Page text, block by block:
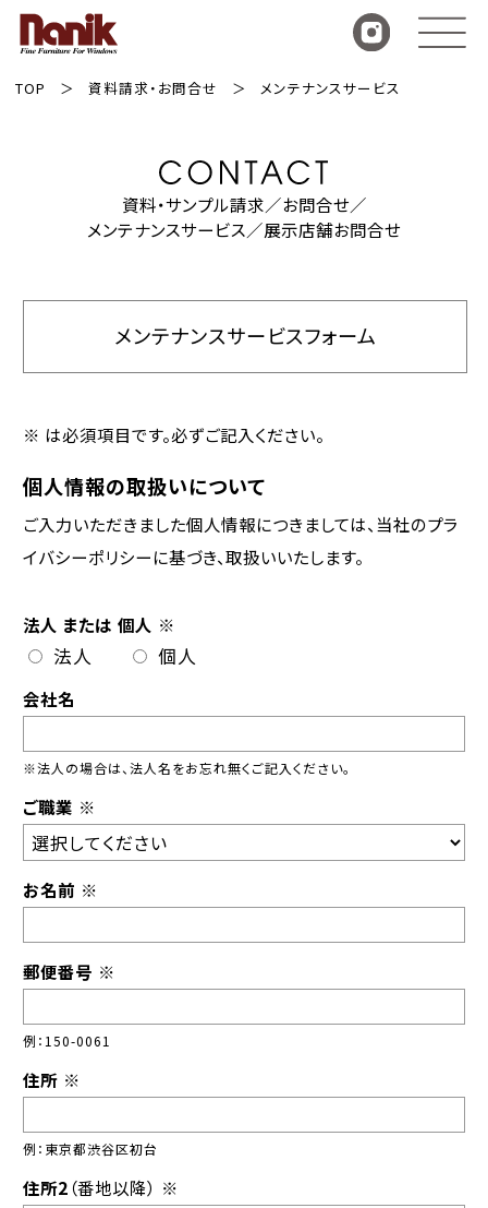
TOP 資料請求・お問合せ メンテナンスサービス
資料・サンプル請求／お問合せ／
メンテナンスサービス／展示店舗お問合せ
メンテナンスサービスフォーム
※ は必須項目です。必ずご記入ください。
個人情報の取扱いについて
ご入力いただきました個人情報につきましては、当社のプラ
イバシーポリシーに基づき、取扱いいたします。
法人 または 個人 ※
法人 個人
会社名
※法人の場合は、法人名をお忘れ無くご記入ください。
ご職業 ※
お名前 ※
郵便番号 ※
例：150-0061
住所 ※
例：東京都渋谷区初台
住所2 （番地以降） ※